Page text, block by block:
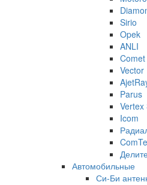
Sirio
Opek
ANLI
Comet
Vector
Parus
Vertex
Icom
Автомобильные
Си-Би